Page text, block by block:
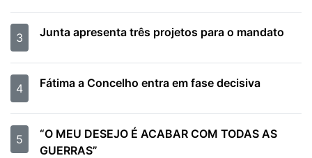
3 Junta apresenta três projetos para o mandato
4 Fátima a Concelho entra em fase decisiva
5
“O MEU DESEJO É ACABAR COM TODAS AS
GUERRAS”